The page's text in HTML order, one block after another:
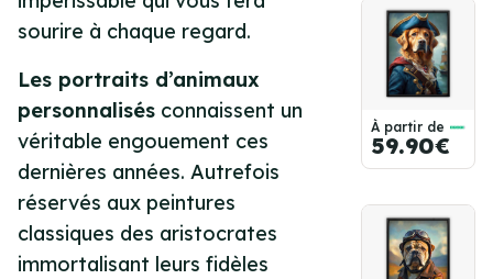
sourire à chaque regard.
Les portraits d’animaux
personnalisés connaissent un
véritable engouement ces
dernières années. Autrefois
réservés aux peintures
classiques des aristocrates
immortalisant leurs fidèles
À partir de
59.90€